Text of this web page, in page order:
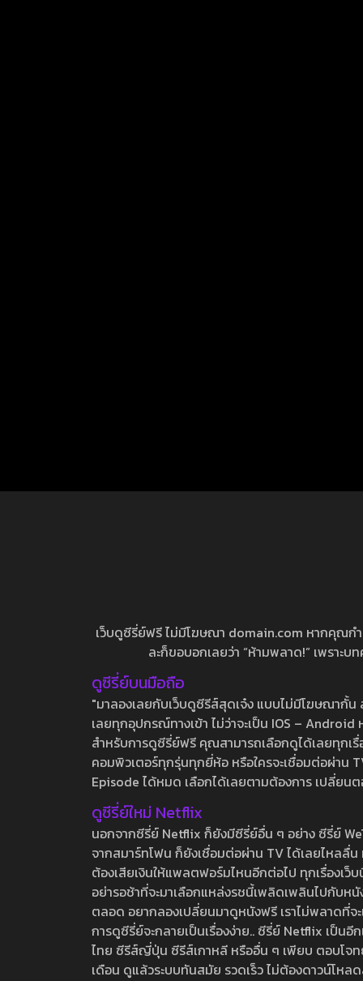
เว็บดูซีรี่ย์ฟรี ไม่มีโฆษณา domain.com หากคุณก
ละก็ขอบอกเลยว่า “ห้ามพลาด!” เพราะ
ดูซีรี่ย์บนมือถือ
"มาลองเลยกับเว็บดูซีรีส์สุดเจ๋ง แบบไม่มีโฆษณากั้
เลยทุกอุปกรณ์ทางเข้า ไม่ว่าจะเป็น IOS –
สำหรับการดูซีรี่ย์ฟรี คุณสามารถเลือกดูได้เลยทุกเ
คอมพิวเตอร์ทุกรุ่นทุกยี่ห้อ หรือใครจะเชื่อมต่อผ่าน
Episode ได้หมด เลือกได้เลยตามต้องการ เปลี่ยน
ดูซีรี่ย์ใหม่ Netflix
นอกจากซีรี่ย์ Netflix ก็ยังมีซีรี่ย์อื่น ๆ อย่าง ซีรี่ย์
จากสมาร์ทโฟน ก็ยังเชื่อมต่อผ่าน TV ได้เลยไหลลื่
ต้องเสียเงินให้แพลตฟอร์มไหนอีกต่อไป ทุกเรื่องเว็
อย่ารอช้าที่จะมาเลือกแหล่งรชนี้เพลิดเพลินไปกับห
ตลอด อยากลองเปลี่ยนมาดูหนังฟรี เราไม่พลาดที่
การดูซีรี่ย์จะกลายเป็นเรื่องง่าย.. ซีรี่ย์ Netflix เป็น
ไทย ซีรีส์ญี่ปุ่น ซีรีส์เกาหลี หรืออื่น ๆ เพียบ ตอบโจท
เดือน ดูแล้วระบบทันสมัย รวดเร็ว ไม่ต้องดาวน์โห